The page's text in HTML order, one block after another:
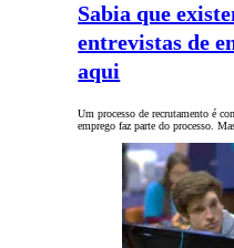
Sabia que
entrevistas de
aqui
Um processo de recrutamento é
emprego faz parte do processo.